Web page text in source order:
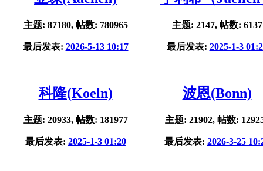
主题: 87180, 帖数: 780965
最后发表: 2026-5-13 10:17
主题: 2147, 帖数: 6137
最后发表: 2025-1-3
科隆(Koeln)
主题: 20933, 帖数: 181977
最后发表: 2025-1-3 01:20
波恩(Bonn)
主题: 21902, 帖数:
最后发表: 2026-3-25